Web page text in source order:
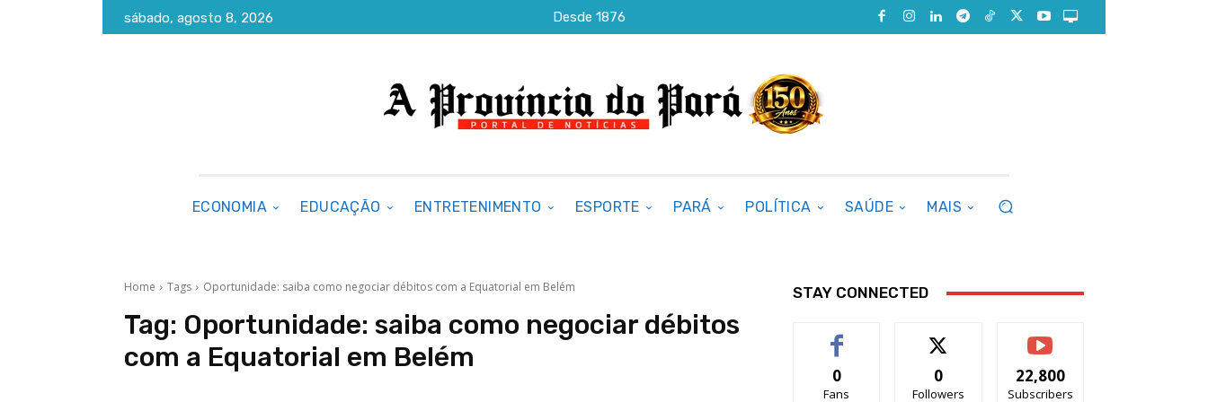
sábado, agosto 8, 2026 Desde 1876
ECONOMIA EDUCAÇÃO ENTRETENIMENTO ESPORTE PARÁ POLÍTICA SAÚDE MAIS
Home Tags Oportunidade: saiba como negociar débitos com a Equatorial em Belém
Tag: Oportunidade: saiba como negociar débitos
com a Equatorial em Belém
STAY CONNECTED
0
Fans
0
Followers
22,800
Subscribers